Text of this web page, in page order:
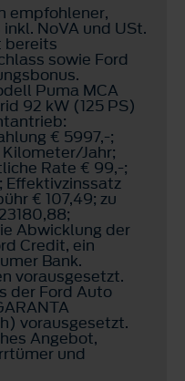
empfohlener,
NoVA und USt.
bereits
sowie Ford
Puma MCA
92 kW (125 PS)
€ 5997,-;
Jahr;
Rate € 99,-;
Effektivzinssatz
€ 107,49; zu
Abwicklung der
Credit, ein
Bank.
vorausgesetzt.
der Ford Auto
vorausgesetzt.
Angebot,
und